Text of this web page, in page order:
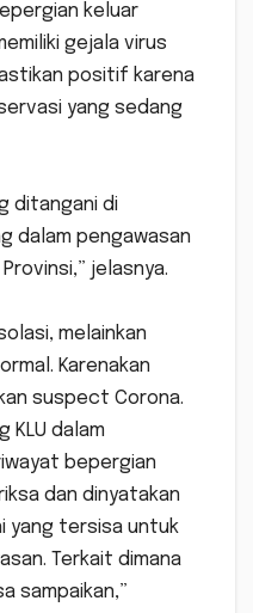
keluar
gejala virus
positif karena
yang sedang
ditangani di
dalam pengawasan
jelasnya.
melainkan
Karenakan
suspect Corona.
KLU dalam
bepergian
dan dinyatakan
yang tersisa untuk
Terkait dimana
sampaikan,”